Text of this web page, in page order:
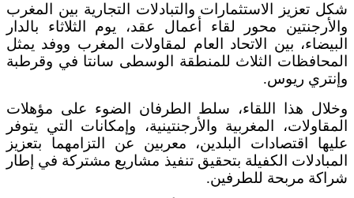
شكل تعزيز الاستثمارات والتبادلات التجارية بين المغرب
والأرجنتين محور لقاء أعمال عقد، يوم الثلاثاء بالدار
البيضاء، بين الاتحاد العام لمقاولات المغرب ووفد يمثل
المحافظات الثلاث للمنطقة الوسطى سانتا في وقرطبة
وإنتري ريوس.
وخلال هذا اللقاء، سلط الطرفان الضوء على مؤهلات
المقاولات، المغربية والأرجنتينية، وإمكانات التي يتوفر
عليها اقتصادات البلدين، معربين عن التزامهما بتعزيز
المبادلات الكفيلة بتحقيق تنفيذ مشاريع مشتركة في إطار
شراكة مربحة للطرفين.